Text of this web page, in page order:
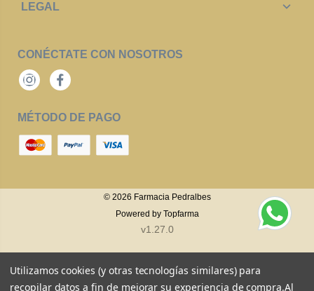
LEGAL
CONÉCTATE CON NOSOTROS
InstagramFacebook
MÉTODO DE PAGO
© 2026 Farmacia Pedralbes
Powered by Topfarma
v1.27.0
Utilizamos cookies (y otras tecnologías similares) para
recopilar datos a fin de mejorar su experiencia de compra.Al